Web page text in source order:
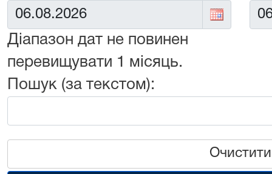
Від:
Діапазон дат не повинен
перевищувати 1 місяць.
До:
Пошук (за текстом):
Очистити